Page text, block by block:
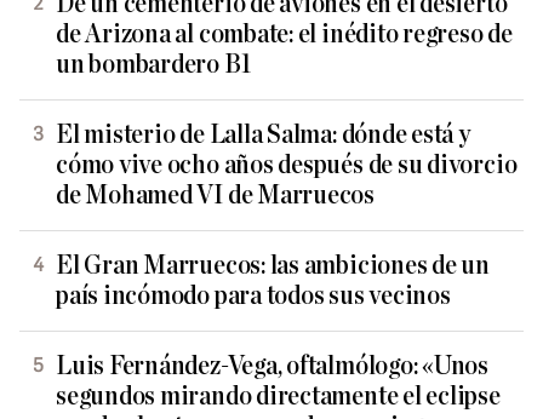
de Arizona al combate: el inédito regreso de
un bombardero B1
El misterio de Lalla Salma: dónde está y
cómo vive ocho años después de su divorcio
de Mohamed VI de Marruecos
El Gran Marruecos: las ambiciones de un
país incómodo para todos sus vecinos
Luis Fernández-Vega, oftalmólogo: «Unos
segundos mirando directamente el eclipse